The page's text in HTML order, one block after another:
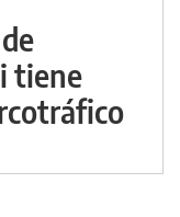
tiene